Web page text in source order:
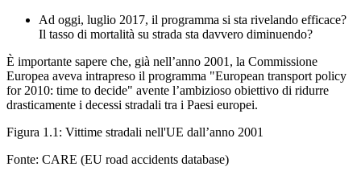
Ad oggi, luglio 2017, il programma si sta rivelando efficace?
Il tasso di mortalità su strada sta davvero diminuendo?
È importante sapere che, già nell’anno 2001, la Commissione
Europea aveva intrapreso il programma "European transport policy
for 2010: time to decide" avente l’ambizioso obiettivo di ridurre
drasticamente i decessi stradali tra i Paesi europei.
Figura 1.1: Vittime stradali nell'UE dall’anno 2001
Fonte: CARE (EU road accidents database)